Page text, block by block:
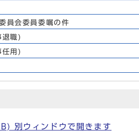
員会委員委嘱の件
退職)
任用)
別ウィンドウで開きます